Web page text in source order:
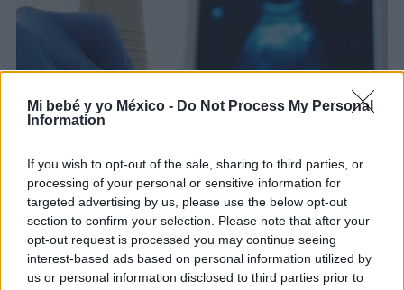
Mi bebé y yo México - Do Not Process My Personal
Information
If you wish to opt-out of the sale, sharing to third parties, or
processing of your personal or sensitive information for
targeted advertising by us, please use the below opt-out
section to confirm your selection. Please note that after your
opt-out request is processed you may continue seeing
interest-based ads based on personal information utilized by
us or personal information disclosed to third parties prior to
Diseñan una 'app' para ver al bebé en 3D, 4D y
Full HD
LEER